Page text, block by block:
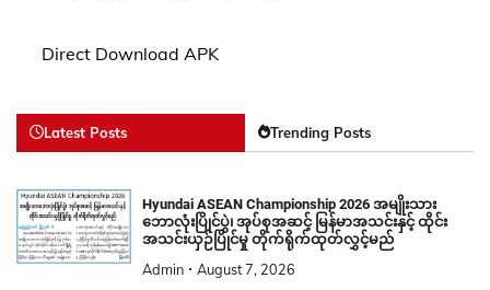
Direct Download APK
Latest Posts Trending Posts
Hyundai ASEAN Championship 2026 အမျိုးသား
ဘောလုံးပြိုင်ပွဲ၊ အုပ်စုအဆင့် မြန်မာအသင်းနှင့် ထိုင်း
အသင်းယှဉ်ပြိုင်မှု တိုက်ရိုက်ထုတ်လွှင့်မည်
Admin August 7, 2026